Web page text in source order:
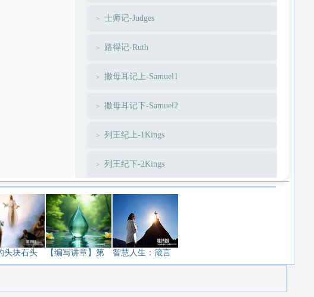
士师记-Judges
路得记-Ruth
撒母耳记上-Samuel1
撒母耳记下-Samuel2
列王纪上-1Kings
列王纪下-2Kings
历代志上-1Chronicles
历代志下-2Chronicles
以斯拉-Ezra
头块石头 【编写讲章】第 智慧人生：箴言